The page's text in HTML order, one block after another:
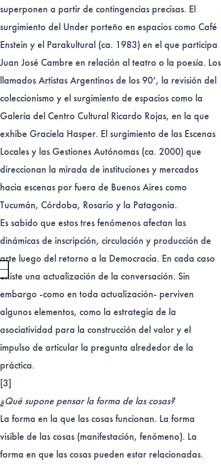
superponen a partir de contingencias precisas. El
surgimiento del Under porteño en espacios como Café
Enstein y el Parakultural (ca. 1983) en el que participa
Juan José Cambre en relación al teatro o la poesía. Los
llamados Artistas Argentinos de los 90’, la revisión del
coleccionismo y el surgimiento de espacios como la
Galería del Centro Cultural Ricardo Rojas, en la que
exhibe Graciela Hasper. El surgimiento de las Escenas
Locales y las Gestiones Autónomas (ca. 2000) que
direccionan la mirada de instituciones y mercados
hacia escenas por fuera de Buenos Aires como
Tucumán, Córdoba, Rosario y la Patagonia.
Es sabido que estos tres fenómenos afectan las
dinámicas de inscripción, circulación y producción de
arte luego del retorno a la Democracia. En cada caso
existe una actualización de la conversación. Sin
embargo -como en toda actualización- perviven
algunos elementos, como la estrategia de la
asociatividad para la construcción del valor y el
impulso de articular la pregunta alrededor de la
práctica.
[3]
¿Qué supone pensar la forma de las cosas?
La forma en la que las cosas funcionan. La forma
visible de las cosas (manifestación, fenómeno). La
forma en que las cosas pueden estar relacionadas.